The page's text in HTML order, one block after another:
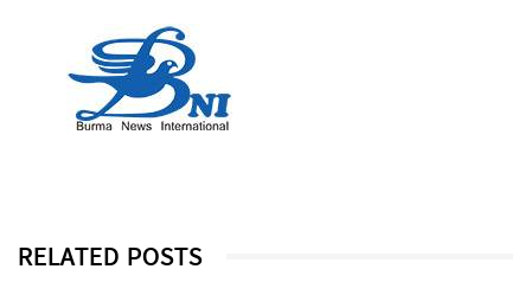
RELATED POSTS